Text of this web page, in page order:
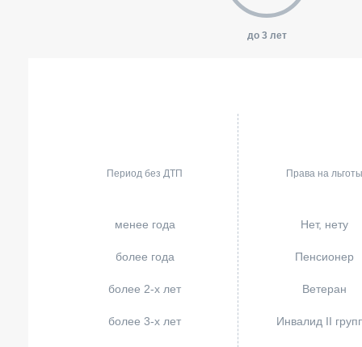
до 3 лет
Период без ДТП
менее года
более года
более 2-х лет
более 3-х лет
Права на льготы
Нет, нету
Пенсионер
Ветеран
Инвалид II